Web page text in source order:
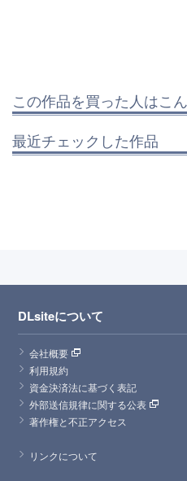
この作品を買った人はこ
最近チェックした作品
DLsiteについて
会社概要
利用規約
資金決済法に基づく表記
外部送信規律に関する公表
著作権と不正アクセス
リンクについて